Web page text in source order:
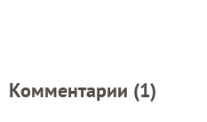
Комментарии (1)